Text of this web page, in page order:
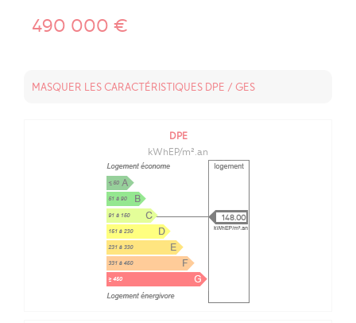
490 000 €
MASQUER LES CARACTÉRISTIQUES DPE / GES
DPE
kWhEP/m².an
148.00